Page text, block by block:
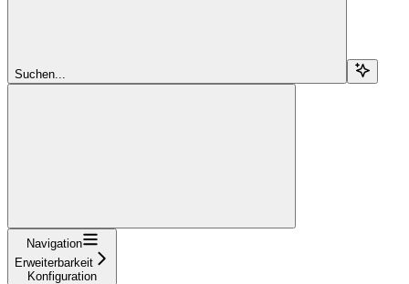
Suchen...
Navigation
Erweiterbarkeit
Konfiguration